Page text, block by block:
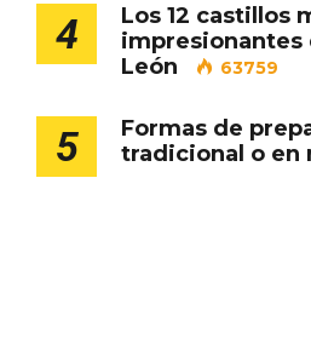
4
Los 12 castillos
impresionantes
León
63759
5
Formas de
tradicional o en